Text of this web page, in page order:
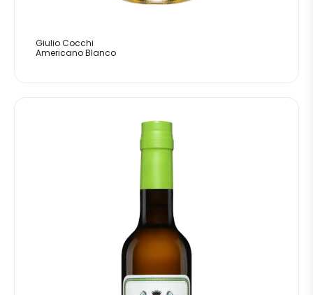
Giulio Cocchi
Americano Blanco